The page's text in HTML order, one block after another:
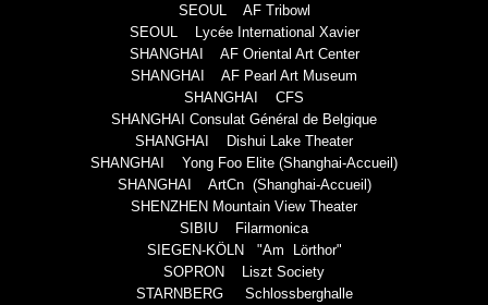
SEOUL AF Tribowl
SEOUL Lycée International Xavier
SHANGHAI AF Oriental Art Center
SHANGHAI AF Pearl Art Museum
SHANGHAI CFS
SHANGHAI Consulat Général de Belgique
SHANGHAI Dishui Lake Theater
SHANGHAI Yong Foo Elite (Shanghai-Accueil)
SHANGHAI ArtCn (Shanghai-Accueil)
SHENZHEN Mountain View Theater
SIBIU Filarmonica
SIEGEN-KÖLN "Am Lörthor"
SOPRON Liszt Society
STARNBERG Schlossberghalle